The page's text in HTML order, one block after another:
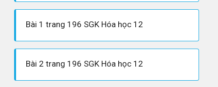
Bài 1 trang 196 SGK Hóa học 12
Bài 2 trang 196 SGK Hóa học 12